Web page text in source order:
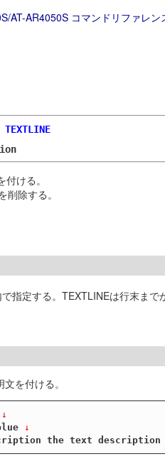
AT-AR4050S コマンドリファレン
TEXTLINE
ける。
除する。
指定する。TEXTLINEは行末ま
を付ける。
↓
↓
the text